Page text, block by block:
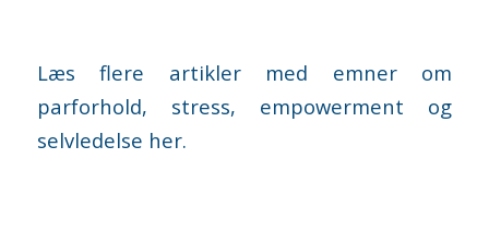
Læs flere artikler med emner om
parforhold, stress, empowerment og
selvledelse her.